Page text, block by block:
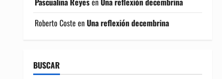
Roberto Coste enUna reflexión decembrina
BUSCAR